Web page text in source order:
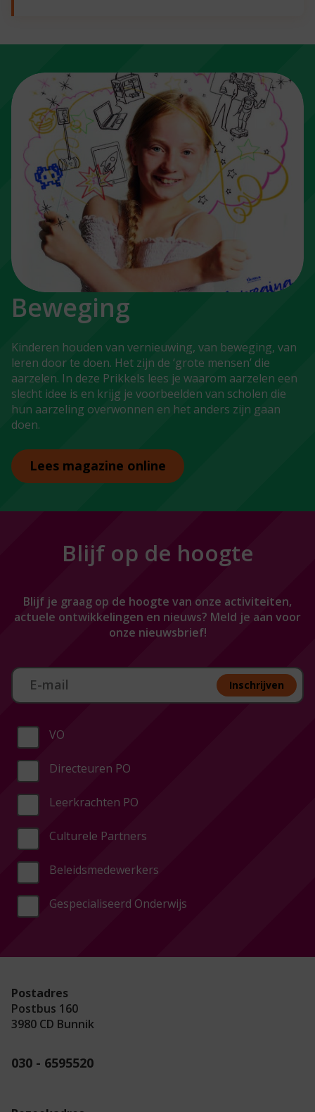
Beweging
Kinderen houden van vernieuwing, van beweging, van
leren door te doen. Het zijn de ‘grote mensen’ die
aarzelen. In deze Prikkels lees je waarom aarzelen een
slecht idee is en krijg je voorbeelden van scholen die
hun aarzeling overwonnen en het anders zijn gaan
doen.
Lees magazine online
Blijf op de hoogte
Blijf je graag op de hoogte van onze activiteiten,
actuele ontwikkelingen en nieuws? Meld je aan voor
onze nieuwsbrief!
Aan melden nieuwsbrief Inschrijven
VO
Directeuren PO
Leerkrachten PO
Culturele Partners
Beleidsmedewerkers
Gespecialiseerd Onderwijs
Postadres
Postbus 160
3980 CD Bunnik
030 - 6595520